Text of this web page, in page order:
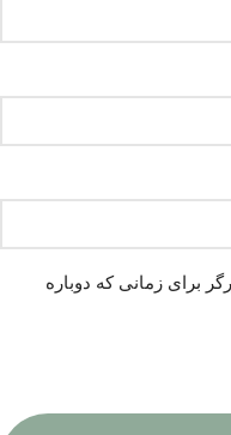
برای زمانی که دوباره